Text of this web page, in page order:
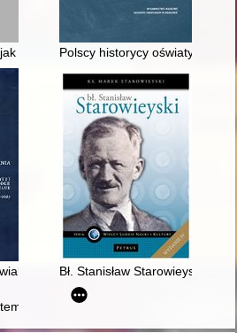
jak motyla…" : Żydówki-rewolucjonistki
Polscy historycy oświaty i
rozmawia Hanna Kowalewska-
Bł. Stanisław Starowieyski
chrześcijańskim a muzułmańskim :